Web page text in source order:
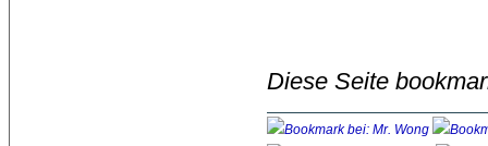
Diese Seite